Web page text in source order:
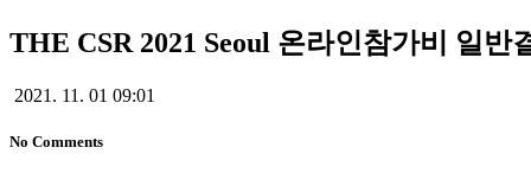
THE CSR 2021 Seoul 온라인참
THE CSR 2021 Seoul 온라인참가비 일반
2021. 11. 01 09:01
No Comments